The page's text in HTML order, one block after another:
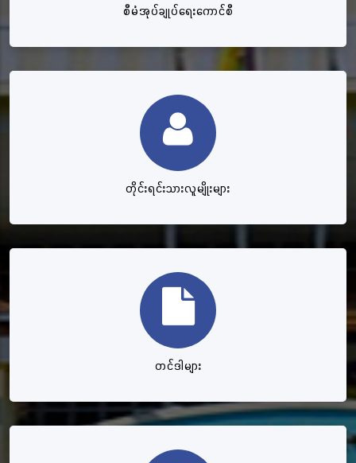
စီမံအုပ်ချုပ်ရေးကောင်စီ
တိုင်းရင်းသားလူမျိုးများ
တင်ဒါများ